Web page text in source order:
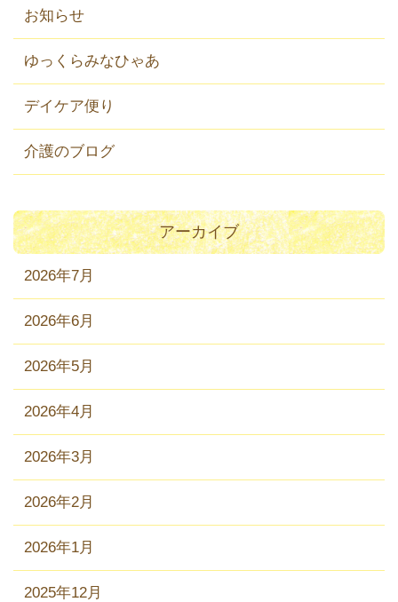
お知らせ
ゆっくらみなひゃあ
デイケア便り
介護のブログ
アーカイブ
2026年7月
2026年6月
2026年5月
2026年4月
2026年3月
2026年2月
2026年1月
2025年12月